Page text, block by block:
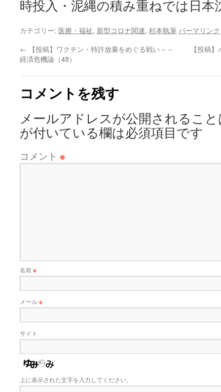
時投入・泥縄の積み重ねでは日本
カテゴリー: 医療・福祉, 新型コロナ関連, 杉本執筆 パーマリンク
← 【投稿】ワクチン・特許放棄をめぐる戦い－－
経済危機論（48）
【投稿
コメントを残す
メールアドレスが公開されるこ
が付いている欄は必須項目です
コメント ※
名前※
メール※
サイト
上に表示された文字を入力してください。